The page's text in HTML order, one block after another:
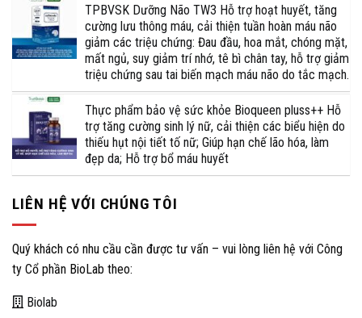
TPBVSK Dưỡng Não TW3 Hỗ trợ hoạt huyết, tăng
cường lưu thông máu, cải thiện tuần hoàn máu não
giảm các triệu chứng: Đau đầu, hoa mắt, chóng mặt,
mất ngủ, suy giảm trí nhớ, tê bì chân tay, hỗ trợ giảm
triệu chứng sau tai biến mạch máu não do tắc mạch.
Thực phẩm bảo vệ sức khỏe Bioqueen pluss++ Hỗ
trợ tăng cường sinh lý nữ, cải thiện các biểu hiện do
thiếu hụt nội tiết tố nữ; Giúp hạn chế lão hóa, làm
đẹp da; Hỗ trợ bổ máu huyết
LIÊN HỆ VỚI CHÚNG TÔI
Quý khách có nhu cầu cần được tư vấn – vui lòng liên hệ với Công
ty Cổ phần BioLab theo:
Biolab